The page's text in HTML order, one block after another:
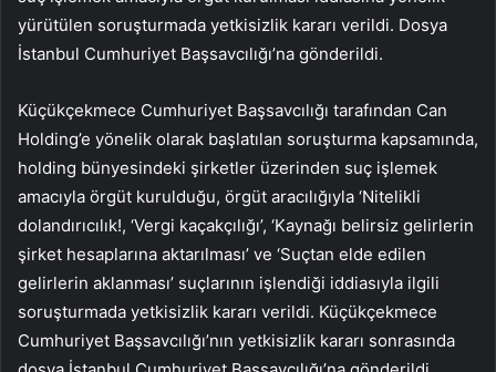
yürütülen soruşturmada yetkisizlik kararı verildi. Dosya
İstanbul Cumhuriyet Başsavcılığı’na gönderildi.
Küçükçekmece Cumhuriyet Başsavcılığı tarafından Can
Holding’e yönelik olarak başlatılan soruşturma kapsamında,
holding bünyesindeki şirketler üzerinden suç işlemek
amacıyla örgüt kurulduğu, örgüt aracılığıyla ‘Nitelikli
dolandırıcılık!, ‘Vergi kaçakçılığı’, ‘Kaynağı belirsiz gelirlerin
şirket hesaplarına aktarılması’ ve ‘Suçtan elde edilen
gelirlerin aklanması’ suçlarının işlendiği iddiasıyla ilgili
soruşturmada yetkisizlik kararı verildi. Küçükçekmece
Cumhuriyet Başsavcılığı’nın yetkisizlik kararı sonrasında